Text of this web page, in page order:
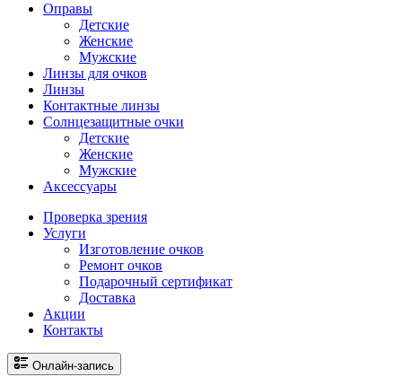
Оправы
Детские
Женские
Мужские
Линзы для очков
Линзы
Контактные линзы
Солнцезащитные очки
Детские
Женские
Мужские
Аксессуары
Проверка зрения
Услуги
Изготовление очков
Ремонт очков
Подарочный сертификат
Доставка
Акции
Контакты
Онлайн-запись